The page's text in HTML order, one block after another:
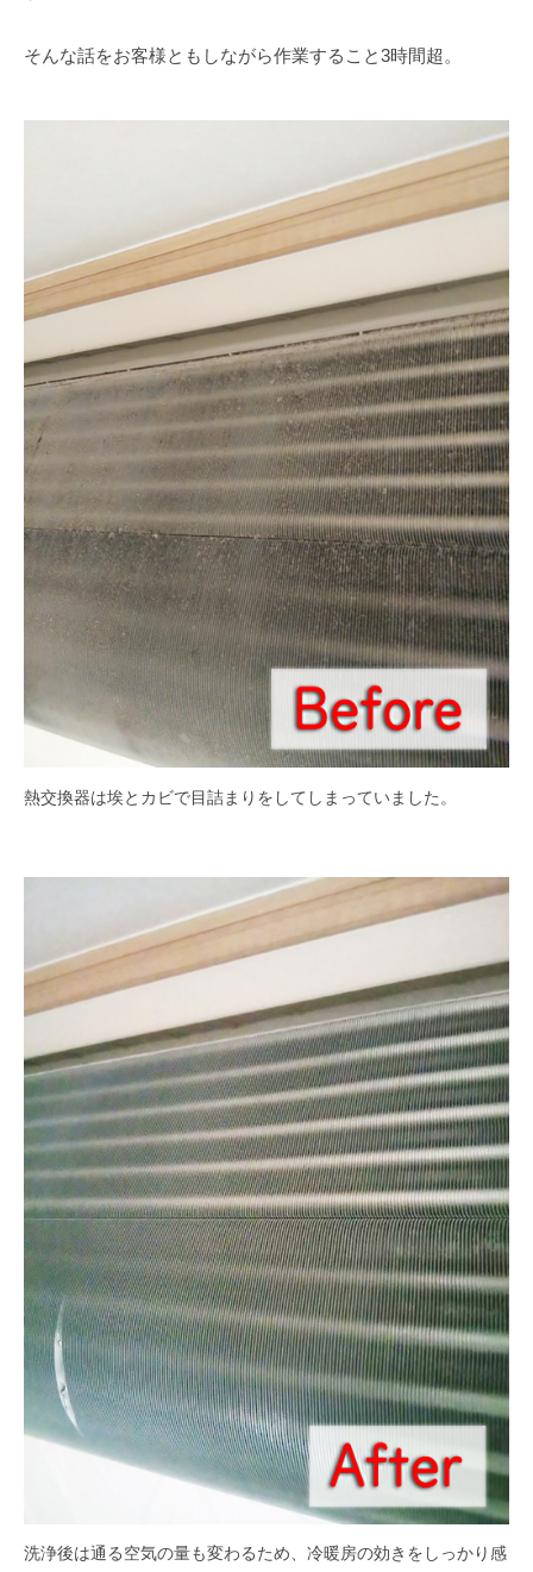
そんな話をお客様ともしながら作業すること3時間超。
熱交換器は埃とカビで目詰まりをしてしまっていました。
洗浄後は通る空気の量も変わるため、冷暖房の効きをしっかり感